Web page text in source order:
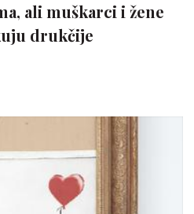
ali muškarci i žene
drukčije